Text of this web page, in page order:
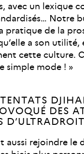
avec un lexique
Notre
pratique de la
a son utilité,
cette culture.
simple mode ! »
DES
aussi rejoindre le